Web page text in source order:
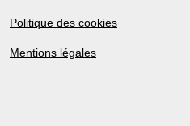
Politique des cookies
Mentions légales